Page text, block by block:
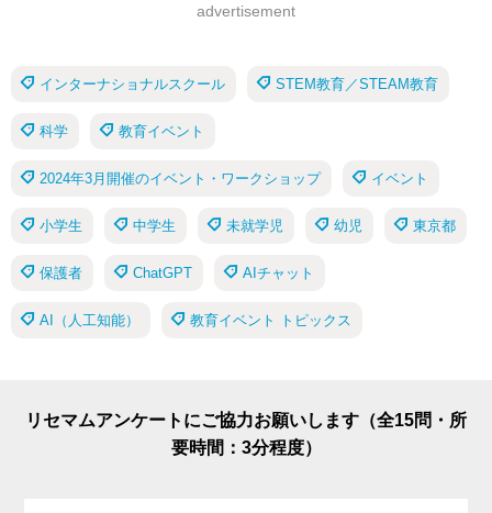
advertisement
インターナショナルスクール STEM教育／STEAM教育
科学 教育イベント
2024年3月開催のイベント・ワークショップ イベント
小学生 中学生 未就学児 幼児 東京都
保護者 ChatGPT AIチャット
AI（人工知能） 教育イベント トピックス
リセマムアンケートにご協力お願いします（全15問・所
要時間：3分程度）